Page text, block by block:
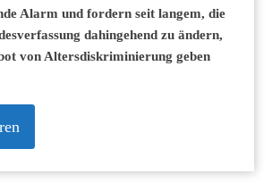
Alarm und fordern seit langem, die
dahingehend zu ändern,
von Altersdiskriminierung geben